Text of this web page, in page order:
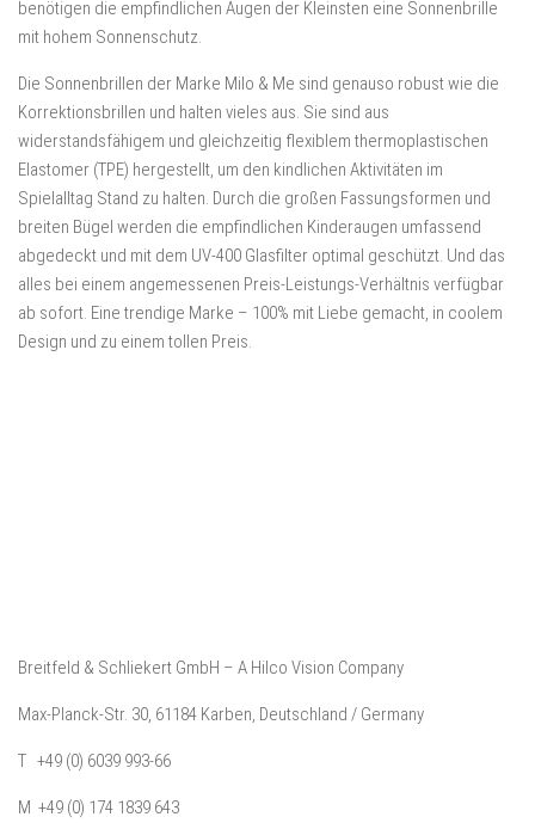
benötigen die empfindlichen Augen der Kleinsten eine Sonnenbrille
mit hohem Sonnenschutz.
Die Sonnenbrillen der Marke Milo & Me sind genauso robust wie die
Korrektionsbrillen und halten vieles aus. Sie sind aus
widerstandsfähigem und gleichzeitig flexiblem thermoplastischen
Elastomer (TPE) hergestellt, um den kindlichen Aktivitäten im
Spielalltag Stand zu halten. Durch die großen Fassungsformen und
breiten Bügel werden die empfindlichen Kinderaugen umfassend
abgedeckt und mit dem UV-400 Glasfilter optimal geschützt. Und das
alles bei einem angemessenen Preis-Leistungs-Verhältnis verfügbar
ab sofort. Eine trendige Marke – 100% mit Liebe gemacht, in coolem
Design und zu einem tollen Preis.
Breitfeld & Schliekert GmbH – A Hilco Vision Company
Max-Planck-Str. 30, 61184 Karben, Deutschland / Germany
T +49 (0) 6039 993-66
M +49 (0) 174 1839 643